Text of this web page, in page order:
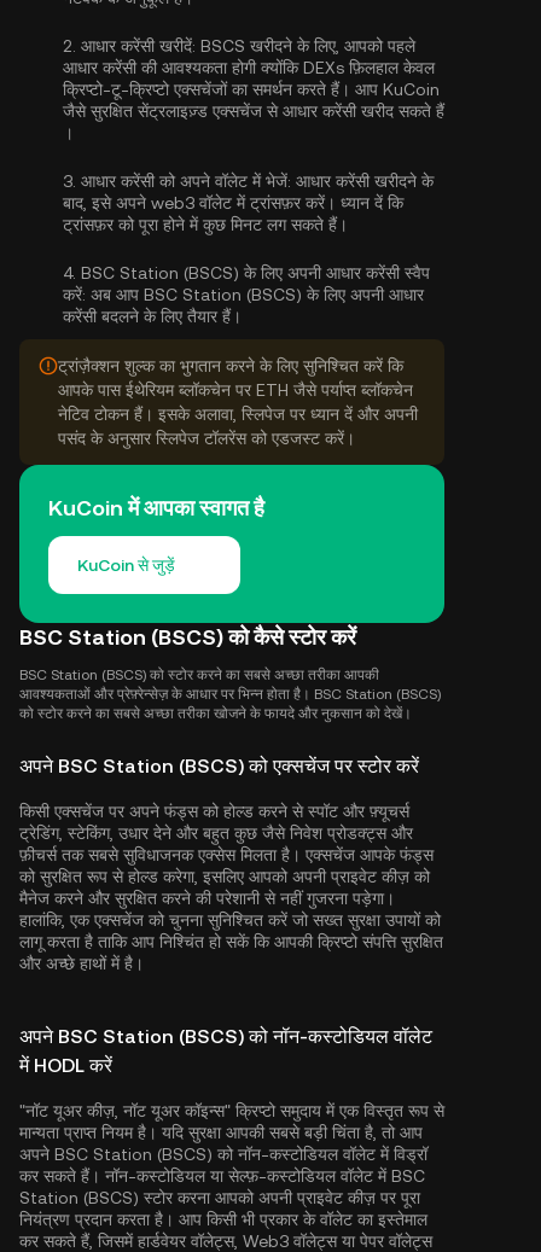
2. आधार करेंसी खरीदें: BSCS खरीदने के लिए, आपको पहले
आधार करेंसी की आवश्यकता होगी क्योंकि DEXs फ़िलहाल केवल
क्रिप्टो-टू-क्रिप्टो एक्सचेंजों का समर्थन करते हैं। आप KuCoin
जैसे सुरक्षित सेंट्रलाइज़्ड एक्सचेंज सेआधार करेंसी खरीद सकते हैं
।
3. आधार करेंसी को अपने वॉलेट में भेजें: आधार करेंसी खरीदने के
बाद, इसे अपने web3 वॉलेट में ट्रांसफ़र करें। ध्यान दें कि
ट्रांसफ़र को पूरा होने में कुछ मिनट लग सकते हैं।
4. BSC Station (BSCS) के लिए अपनी आधार करेंसी स्वैप
करें: अब आप BSC Station (BSCS) के लिए अपनी आधार
करेंसी बदलने के लिए तैयार हैं।
ट्रांज़ैक्शन शुल्क का भुगतान करने के लिए सुनिश्चित करें कि
आपके पास ईथेरियम ब्लॉकचेन पर ETH जैसे पर्याप्त ब्लॉकचेन
नेटिव टोकन हैं। इसके अलावा, स्लिपेज पर ध्यान दें और अपनी
पसंद के अनुसार स्लिपेज टॉलरेंस को एडजस्ट करें।
KuCoin में आपका स्वागत है
KuCoin से जुड़ें
BSC Station (BSCS) को कैसे स्टोर करें
BSC Station (BSCS) को स्टोर करने का सबसे अच्छा तरीका आपकी
आवश्यकताओं और प्रेफ़्रेन्सेज़ के आधार पर भिन्न होता है। BSC Station (BSCS)
को स्टोर करने का सबसे अच्छा तरीका खोजने के फायदे और नुकसान को देखें।
अपने BSC Station (BSCS) को एक्सचेंज पर स्टोर करें
किसी एक्सचेंज पर अपने फंड्स को होल्ड करने से स्पॉट और फ़्यूचर्स
ट्रेडिंग, स्टेकिंग, उधार देने और बहुत कुछ जैसे निवेश प्रोडक्ट्स और
फ़ीचर्स तक सबसे सुविधाजनक एक्सेस मिलता है। एक्सचेंज आपके फंड्स
को सुरक्षित रूप से होल्ड करेगा, इसलिए आपको अपनी प्राइवेट कीज़ को
मैनेज करने और सुरक्षित करने की परेशानी से नहीं गुजरना पड़ेगा।
हालांकि, एक एक्सचेंज को चुनना सुनिश्चित करें जो सख्त सुरक्षा उपायों को
लागू करता है ताकि आप निश्चिंत हो सकें कि आपकी क्रिप्टो संपत्ति सुरक्षित
और अच्छे हाथों में है।
अपने BSC Station (BSCS) को नॉन-कस्टोडियल वॉलेट
में HODL करें
"नॉट यूअर कीज़, नॉट यूअर कॉइन्स" क्रिप्टो समुदाय में एक विस्तृत रूप से
मान्यता प्राप्त नियम है। यदि सुरक्षा आपकी सबसे बड़ी चिंता है, तो आप
अपने BSC Station (BSCS) को नॉन-कस्टोडियल वॉलेट में विड्रॉ
कर सकते हैं। नॉन-कस्टोडियल या सेल्फ़-कस्टोडियल वॉलेट में BSC
Station (BSCS) स्टोर करना आपको अपनी प्राइवेट कीज़ पर पूरा
नियंत्रण प्रदान करता है। आप किसी भी प्रकार के वॉलेट का इस्तेमाल
कर सकते हैं, जिसमें हार्डवेयर वॉलेट्स, Web3 वॉलेट्स या पेपर वॉलेट्स